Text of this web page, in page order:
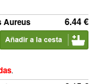
6.44 €
Aureus
.